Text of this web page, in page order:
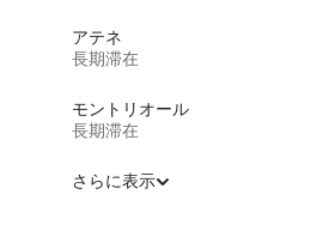
アテネ
長期滞在
モントリオール
長期滞在
さらに表示